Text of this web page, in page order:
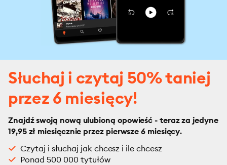
Słuchaj i czytaj 50% taniej
przez 6 miesięcy!
Znajdź swoją nową ulubioną opowieść - teraz za jedyne
19,95 zł miesięcznie przez pierwsze 6 miesięcy.
Czytaj i słuchaj jak chcesz i ile chcesz
Ponad 500 000 tytułów